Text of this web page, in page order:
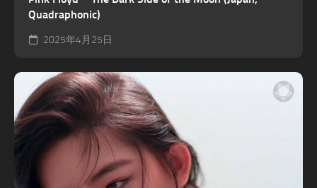
Quadraphonic)
2025年4月25日